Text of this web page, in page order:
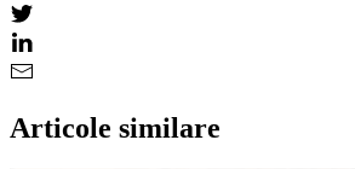
Articole similare